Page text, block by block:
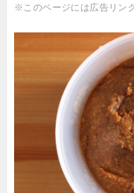
※このページには広告リン